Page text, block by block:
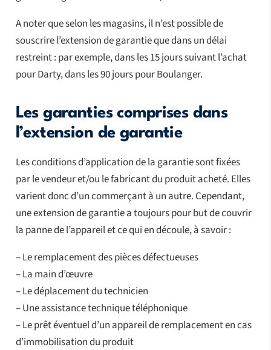
A noter que selon les magasins, il n’est possible de
souscrire l’extension de garantie que dans un délai
restreint : par exemple, dans les 15 jours suivant l’achat
pour Darty, dans les 90 jours pour Boulanger.
Les garanties comprises dans
l’extension de garantie
Les conditions d’application de la garantie sont fixées
par le vendeur et/ou le fabricant du produit acheté. Elles
varient donc d’un commerçant à un autre. Cependant,
une extension de garantie a toujours pour but de couvrir
la panne de l’appareil et ce qui en découle, à savoir :
– Le remplacement des pièces défectueuses
– La main d’œuvre
– Le déplacement du technicien
– Une assistance technique téléphonique
– Le prêt éventuel d’un appareil de remplacement en cas
d’immobilisation du produit